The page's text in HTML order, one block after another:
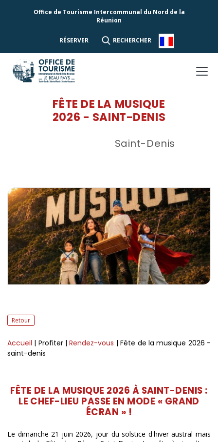
Office de Tourisme Intercommunal du Nord de la
Réunion
RÉSERVER RECHERCHER
FÊTE DE LA MUSIQUE
2026 - SAINT-DENIS
Saint-Denis
Retour
Accueil | Profiter |Rendez-vous | Fête de la musique 2026 -
saint-denis
FÊTE DE LA MUSIQUE 2026 À SAINT-DENIS :
LE CHEF-LIEU PASSE EN MODE « GRAND
ÉCRAN » !
​Le dimanche 21 juin 2026, jour du solstice d'hiver austral mais